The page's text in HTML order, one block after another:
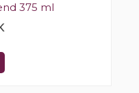
375 ml